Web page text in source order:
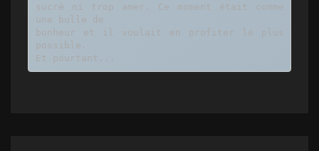
sucré ni trop amer. Ce moment était comme
une bulle de
bonheur et il voulait en profiter le plus
possible.
Et pourtant...